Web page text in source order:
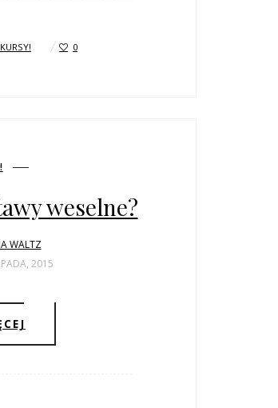
0
weselne?
WALTZ
2015